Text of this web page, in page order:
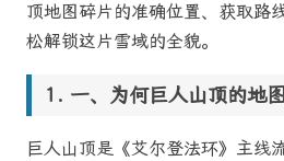
顶地图碎片的准确位置、获取路
松解锁这片雪域的全貌。
一、为何巨人山顶的地
巨人山顶是《艾尔登法环》主线